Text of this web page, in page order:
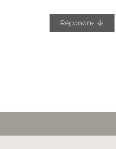
Répondre